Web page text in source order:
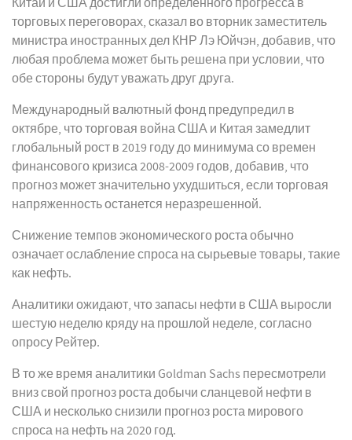
Китай и США достигли определенного прогресса в
торговых переговорах, сказал во вторник заместитель
министра иностранных дел КНР Лэ Юйчэн, добавив, что
любая проблема может быть решена при условии, что
обе стороны будут уважать друг друга.
Международный валютный фонд предупредил в
октябре, что торговая война США и Китая замедлит
глобальный рост в 2019 году до минимума со времен
финансового кризиса 2008-2009 годов, добавив, что
прогноз может значительно ухудшиться, если торговая
напряженность останется неразрешенной.
Снижение темпов экономического роста обычно
означает ослабление спроса на сырьевые товары, такие
как нефть.
Аналитики ожидают, что запасы нефти в США выросли
шестую неделю кряду на прошлой неделе, согласно
опросу Рейтер.
В то же время аналитики Goldman Sachs пересмотрели
вниз свой прогноз роста добычи сланцевой нефти в
США и несколько снизили прогноз роста мирового
спроса на нефть на 2020 год.